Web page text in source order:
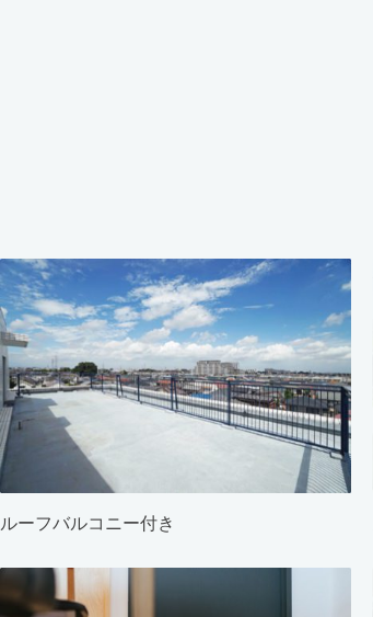
ルーフバルコニー付き